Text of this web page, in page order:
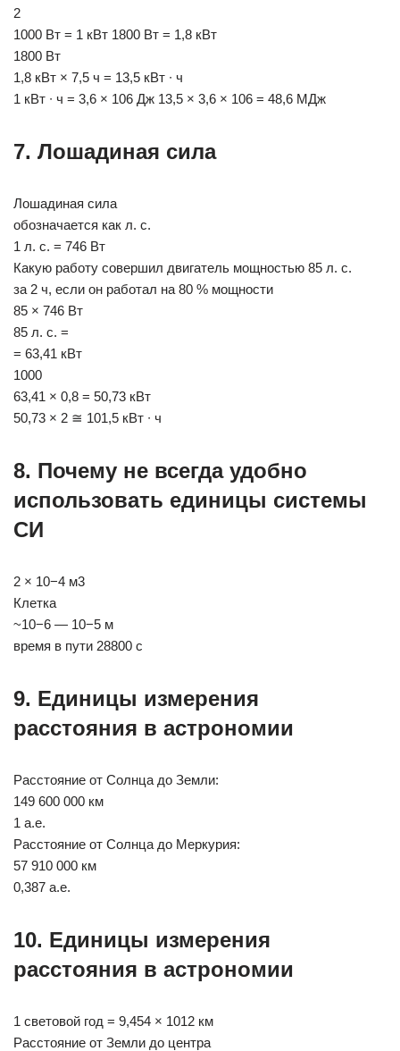
2
1000 Вт = 1 кВт 1800 Вт = 1,8 кВт
1800 Вт
1,8 кВт × 7,5 ч = 13,5 кВт ∙ ч
1 кВт ∙ ч = 3,6 × 106 Дж 13,5 × 3,6 × 106 = 48,6 МДж
7. Лошадиная сила
Лошадиная сила
обозначается как л. с.
1 л. с. = 746 Вт
Какую работу совершил двигатель мощностью 85 л. с.
за 2 ч, если он работал на 80 % мощности
85 × 746 Вт
85 л. с. =
= 63,41 кВт
1000
63,41 × 0,8 = 50,73 кВт
50,73 × 2 ≅ 101,5 кВт ∙ ч
8. Почему не всегда удобно
использовать единицы системы
СИ
2 × 10−4 м3
Клетка
~10−6 — 10−5 м
время в пути 28800 с
9. Единицы измерения
расстояния в астрономии
Расстояние от Солнца до Земли:
149 600 000 км
1 а.е.
Расстояние от Солнца до Меркурия:
57 910 000 км
0,387 а.е.
10. Единицы измерения
расстояния в астрономии
1 световой год = 9,454 × 1012 км
Расстояние от Земли до центра